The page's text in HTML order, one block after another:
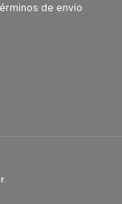
de envío
.